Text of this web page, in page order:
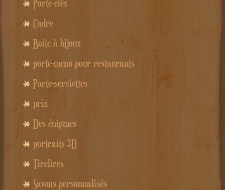
Porte-clés
Cadre
Boite à bijoux
porte-menu pour restaurants
Porte-serviettes
prix
Des énigmes
portraits 3D
Tirelires
Savons personnalisés